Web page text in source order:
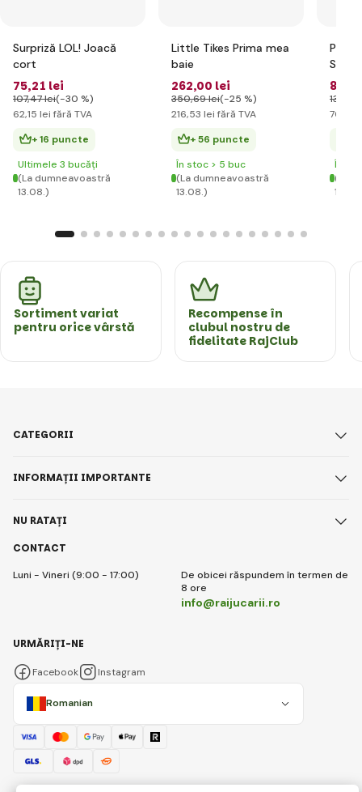
Surpriză LOL! Joacă
cort
75,21 lei
107,47 lei(-30 %)
62,15 lei fără TVA
+ 16 puncte
Ultimele 3 bucăți
(La dumneavoastră
13.08.)
Little Tikes Prima mea
baie
262,00 lei
350,69 lei(-25 %)
216,53 lei fără TVA
+ 56 puncte
În stoc > 5 buc
(La dumneavoastră
13.08.)
Pe!
-
84
133
70
În
(La
Sortiment variat
pentru orice vârstă
Recompense în
clubul nostru de
fidelitate RajClub
CONTACT
Luni - Vineri (9:00 - 17:00)
De obicei răspundem în termen de
8 ore
info@raijucarii.ro
CATEGORII
INFORMAȚII IMPORTANTE
NU RATAȚI
Romanian
URMĂRIȚI-NE
Facebook Instagram